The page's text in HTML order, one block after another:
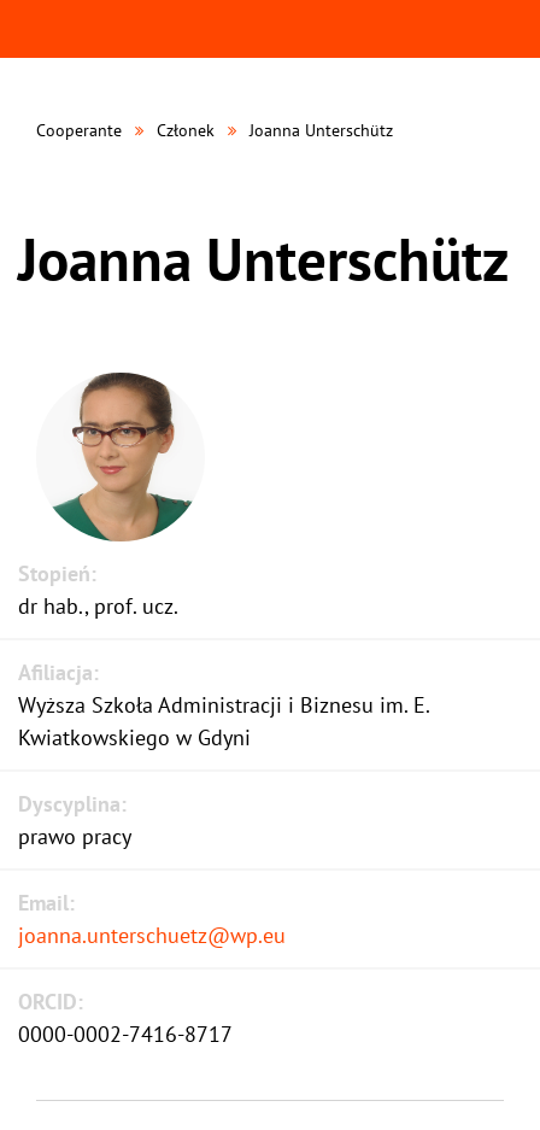
Cooperante Członek Joanna Unterschütz
Joanna Unterschütz
Stopień:
dr hab., prof. ucz.
Afiliacja:
Wyższa Szkoła Administracji i Biznesu im. E.
Kwiatkowskiego w Gdyni
Dyscyplina:
prawo pracy
Email:
joanna.unterschuetz@wp.eu
ORCID:
0000-0002-7416-8717